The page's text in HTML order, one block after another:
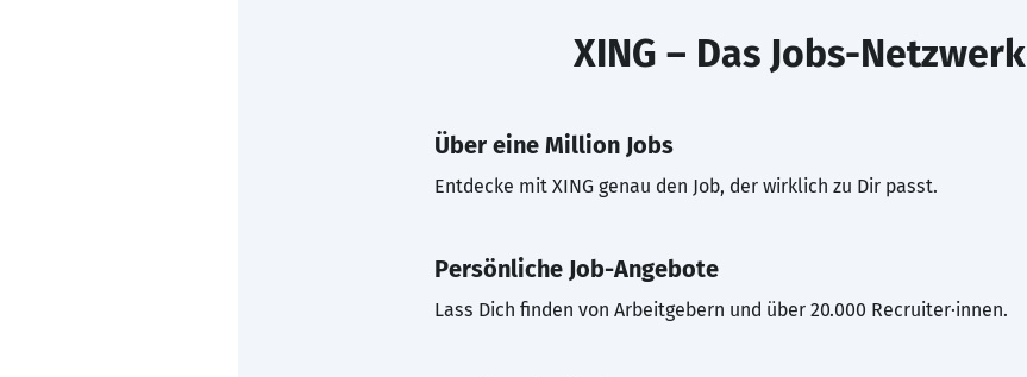
XING – Das Jobs-Netzwerk
Über eine Million Jobs
Entdecke mit XING genau den Job, der wirklich zu Dir passt.
Persönliche Job-Angebote
Lass Dich finden von Arbeitgebern und über 20.000 Recruiter·innen.